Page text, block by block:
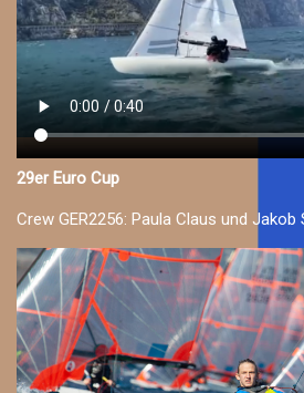
29er Euro Cup
Crew GER2256: Paula Claus und